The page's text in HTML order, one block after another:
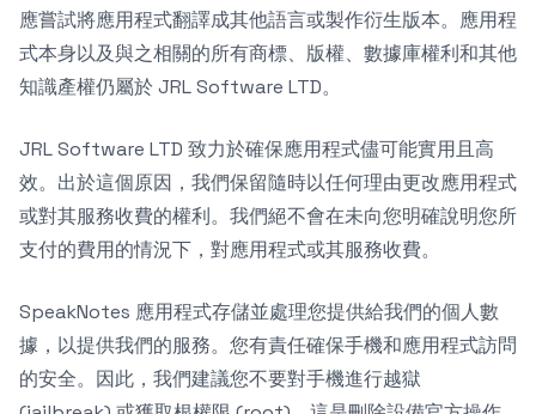
應嘗試將應用程式翻譯成其他語言或製作衍生版本。應用程
式本身以及與之相關的所有商標、版權、數據庫權利和其他
知識產權仍屬於 JRL Software LTD。
JRL Software LTD 致力於確保應用程式儘可能實用且高
效。出於這個原因，我們保留隨時以任何理由更改應用程式
或對其服務收費的權利。我們絕不會在未向您明確說明您所
支付的費用的情況下，對應用程式或其服務收費。
SpeakNotes 應用程式存儲並處理您提供給我們的個人數
據，以提供我們的服務。您有責任確保手機和應用程式訪問
的安全。因此，我們建議您不要對手機進行越獄